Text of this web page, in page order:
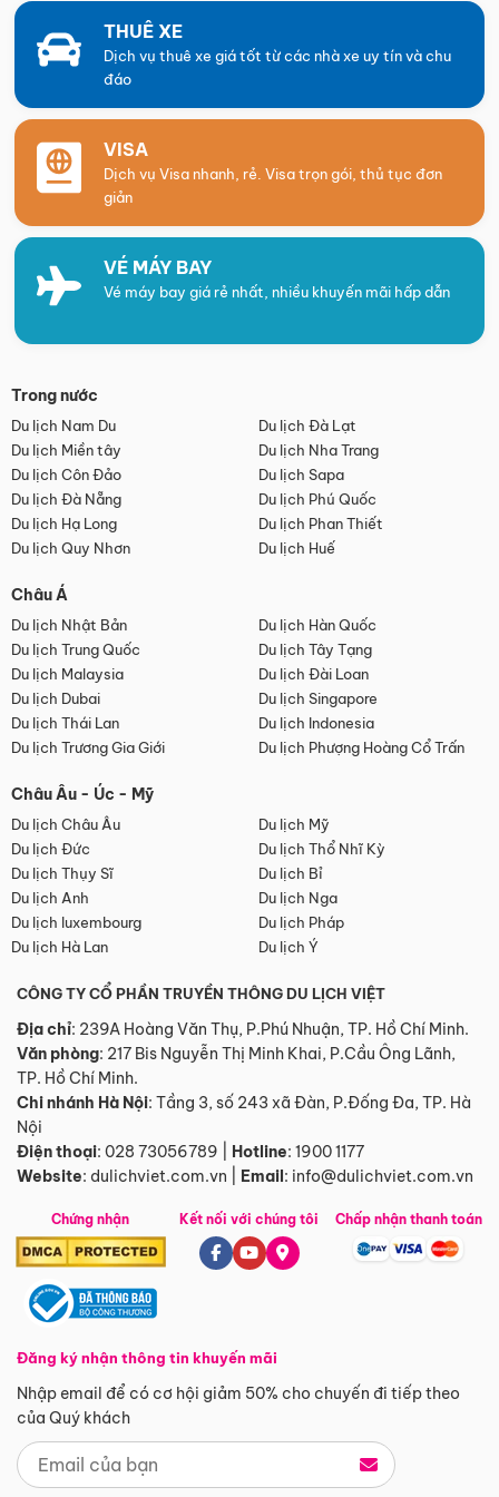
THUÊ XE
Dịch vụ thuê xe giá tốt từ các nhà xe uy tín và chu
đáo
VISA
Dịch vụ Visa nhanh, rẻ. Visa trọn gói, thủ tục đơn
giản
VÉ MÁY BAY
Vé máy bay giá rẻ nhất, nhiều khuyến mãi hấp dẫn
Trong nước
Du lịch Nam Du
Du lịch Đà Lạt
Du lịch Miền tây
Du lịch Nha Trang
Du lịch Côn Đảo
Du lịch Sapa
Du lịch Đà Nẵng
Du lịch Phú Quốc
Du lịch Hạ Long
Du lịch Phan Thiết
Du lịch Quy Nhơn
Du lịch Huế
Châu Á
Du lịch Nhật Bản
Du lịch Hàn Quốc
Du lịch Trung Quốc
Du lịch Tây Tạng
Du lịch Malaysia
Du lịch Đài Loan
Du lịch Dubai
Du lịch Singapore
Du lịch Thái Lan
Du lịch Indonesia
Du lịch Trương Gia Giới
Du lịch Phượng Hoàng Cổ Trấn
Châu Âu - Úc - Mỹ
Du lịch Châu Âu
Du lịch Mỹ
Du lịch Đức
Du lịch Thổ Nhĩ Kỳ
Du lịch Thụy Sĩ
Du lịch Bỉ
Du lịch Anh
Du lịch Nga
Du lịch luxembourg
Du lịch Pháp
Du lịch Hà Lan
Du lịch Ý
CÔNG TY CỔ PHẦN TRUYỀN THÔNG DU LỊCH VIỆT
Địa chỉ: 239A Hoàng Văn Thụ, P.Phú Nhuận, TP. Hồ Chí Minh.
Văn phòng: 217 Bis Nguyễn Thị Minh Khai, P.Cầu Ông Lãnh,
TP. Hồ Chí Minh.
Chi nhánh Hà Nội: Tầng 3, số 243 xã Đàn, P.Đống Đa, TP. Hà
Nội
Điện thoại: 028 73056789 Hotline: 1900 1177
Website: dulichviet.com.vn Email: info@dulichviet.com.vn
Chứng nhận
Đăng ký nhận thông tin khuyến mãi
Nhập email để có cơ hội giảm 50% cho chuyến đi tiếp theo
của Quý khách
Kết nối với chúng tôi Chấp nhận thanh toán